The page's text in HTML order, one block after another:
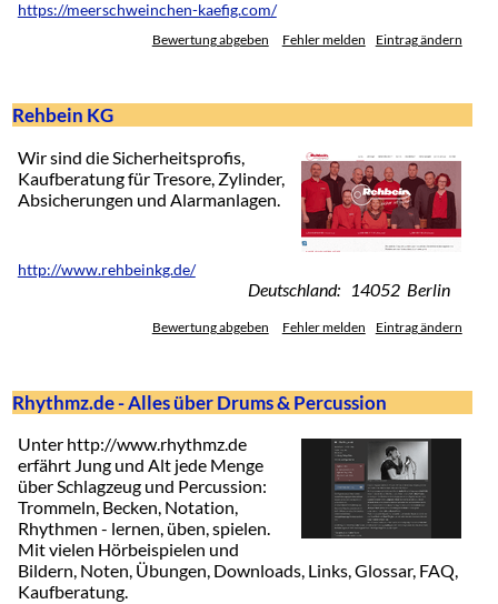
https://meerschweinchen-kaefig.com/
Bewertung abgeben Fehler melden Eintrag ändern
Rehbein KG
Wir sind die Sicherheitsprofis,
Kaufberatung für Tresore, Zylinder,
Absicherungen und Alarmanlagen.
http://www.rehbeinkg.de/
Deutschland: 14052 Berlin
Bewertung abgeben Fehler melden Eintrag ändern
Rhythmz.de - Alles über Drums & Percussion
Unter http://www.rhythmz.de
erfährt Jung und Alt jede Menge
über Schlagzeug und Percussion:
Trommeln, Becken, Notation,
Rhythmen - lernen, üben, spielen.
Mit vielen Hörbeispielen und
Bildern, Noten, Übungen, Downloads, Links, Glossar, FAQ,
Kaufberatung.